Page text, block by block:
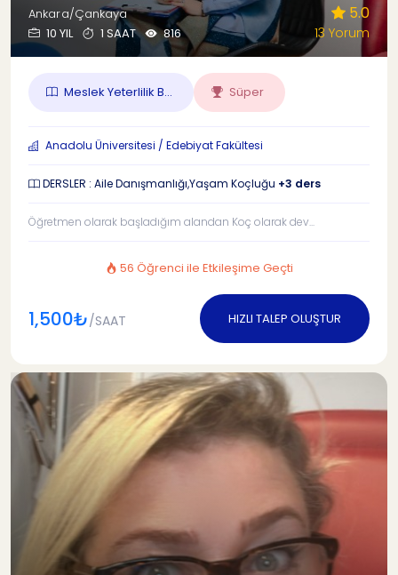
Ankara/Çankaya
10 YIL
1 SAAT 816
5.0
13 Yorum
Meslek Yeterlilik B... Süper
Anadolu Üniversitesi / Edebiyat Fakültesi
DERSLER : Aile Danışmanlığı,Yaşam Koçluğu +3 ders
Öğretmen olarak başladığım alandan Koç olarak dev...
56 Öğrenci ile Etkileşime Geçti
1,500₺/SAAT HIZLI TALEP OLUŞTUR